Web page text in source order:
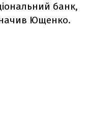
банк,
Ющенко.